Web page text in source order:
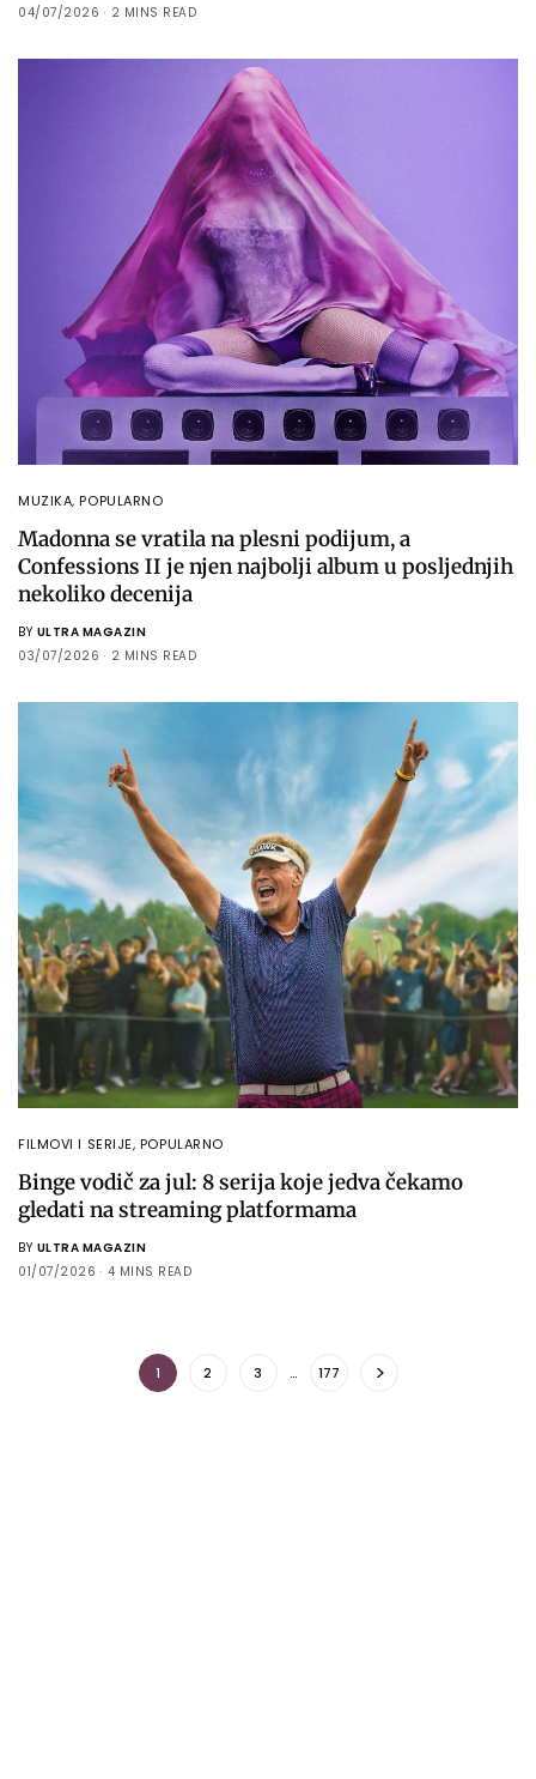
04/07/2026
2 MINS READ
MUZIKA,POPULARNO
Madonna se vratila na plesni podijum, a
Confessions II je njen najbolji album u posljednjih
nekoliko decenija
BY ULTRA MAGAZIN
03/07/2026
2 MINS READ
FILMOVI I SERIJE, POPULARNO
Binge vodič za jul: 8 serija koje jedva čekamo
gledati na streaming platformama
BY ULTRA MAGAZIN
01/07/2026
4 MINS READ
1 2 3 … 177